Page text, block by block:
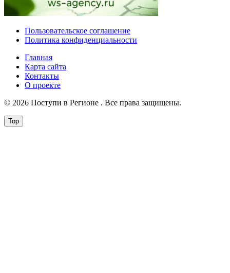
Пользовательское соглашение
Политика конфиденциальности
Главная
Карта сайта
Контакты
О проекте
© 2026 Поступи в Регионе . Все права защищены.
Top